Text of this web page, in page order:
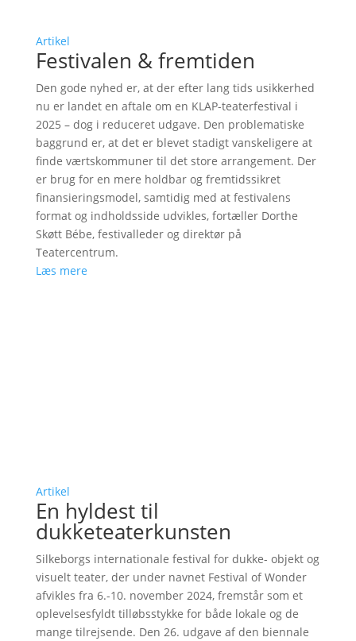
Artikel
Festivalen & fremtiden
Den gode nyhed er, at der efter lang tids usikkerhed
nu er landet en aftale om en KLAP-teaterfestival i
2025 – dog i reduceret udgave. Den problematiske
baggrund er, at det er blevet stadigt vanskeligere at
finde værtskommuner til det store arrangement. Der
er brug for en mere holdbar og fremtidssikret
finansieringsmodel, samtidig med at festivalens
format og indholdsside udvikles, fortæller Dorthe
Skøtt Bébe, festivalleder og direktør på
Teatercentrum.
Læs mere
Artikel
En hyldest til
dukketeaterkunsten
Silkeborgs internationale festival for dukke- objekt og
visuelt teater, der under navnet Festival of Wonder
afvikles fra 6.-10. november 2024, fremstår som et
oplevelsesfyldt tilløbsstykke for både lokale og de
mange tilrejsende. Den 26. udgave af den biennale